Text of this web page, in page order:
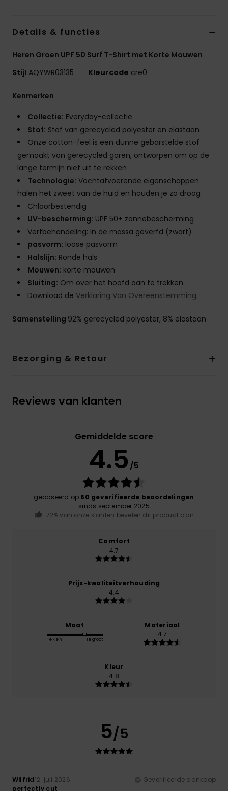
Details & functies
Heren Groen UPF 50 Surf T-Shirt met Korte Mouwen
Stijl AQYWR03135 Kleurcode cre0
Kenmerken
Collectie: Everyday-collectie
Stof: Stof van gerecycled polyester en elastaan
Onze cotton-feel is een dunne geborstelde stof
gemaakt van gerecycled garen, ontworpen om op de
lange termijn niet uit te rekken
Technologie: Vochtafvoerende eigenschappen
halen het zweet van de huid en houden je zo droog
Chloorbestendig
UV-bescherming: UPF 50+ zonnebescherming
Verfbehandeling: In de massa geverfd (zwart)
pasvorm: loose pasvorm
Halslijn: Ronde hals
Mouwen: korte mouwen
Sluiting: Om over het hoofd aan te trekken
Download de Verklaring Van Overeenstemming
Samenstelling 92% gerecycled polyester, 8% elastaan
Bezorging & Retour
Reviews van klanten
Gemiddelde score
4.5 /5
gebaseerd op 60 geverifieerde beoordelingen
sinds september 2025
72% van onze klanten bevelen dit product aan
Comfort
4.7
Prijs-kwaliteitverhouding
4.4
Maat
Te klein Te groot
Materiaal
4.7
Kleur
4.8
5/5
Wilfrid12. juli 2026
Geverifieerde aankoop
perfectly cut